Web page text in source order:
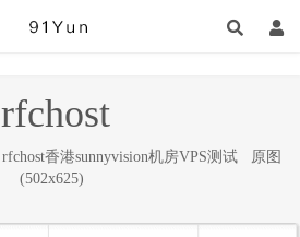
rfchost
rfchost香港sunnyvision机房VPS测试
原图
(502x625)